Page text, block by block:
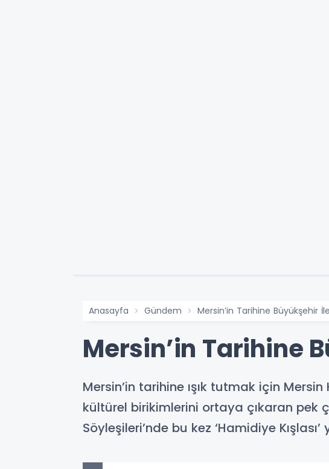
Anasayfa Gündem Mersin’in Tarihine Büyükşehir
Mersin’in Tarihine
Mersin’in tarihine ışık tutmak için
kültürel birikimlerini ortaya çıkaran pek
Söyleşileri’nde bu kez ‘Hamidiye Kışlası’